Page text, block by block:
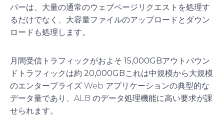
バーは、大量の通常のウェブページリクエストを処理す
るだけでなく、大容量ファイルのアップロードとダウン
ロードも処理します。
月間受信トラフィックがおよそ 15,000GBアウトバウン
ドトラフィックは約 20,000GBこれは中規模から大規模
のエンタープライズ Web アプリケーションの典型的な
データ量であり、ALB のデータ処理機能に高い要求が課
せられます。